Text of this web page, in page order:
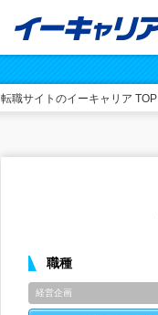
転職サイトのイーキャリア TOP
職種
経営企画